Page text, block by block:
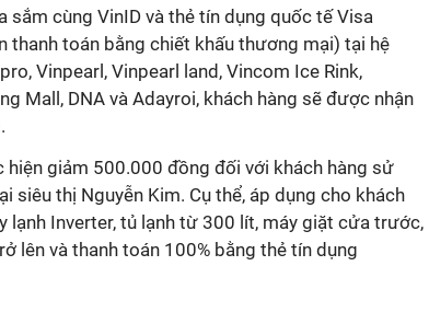
sắm cùng VinID và thẻ tín dụng quốc tế Visa
thanh toán bằng chiết khấu thương mại) tại hệ
Vinpearl, Vinpearl land, Vincom Ice Rink,
Mall, DNA và Adayroi, khách hàng sẽ được nhận
hiện giảm 500.000 đồng đối với khách hàng sử
siêu thị Nguyễn Kim. Cụ thể, áp dụng cho khách
lạnh Inverter, tủ lạnh từ 300 lít, máy giặt cửa trước,
lên và thanh toán 100% bằng thẻ tín dụng